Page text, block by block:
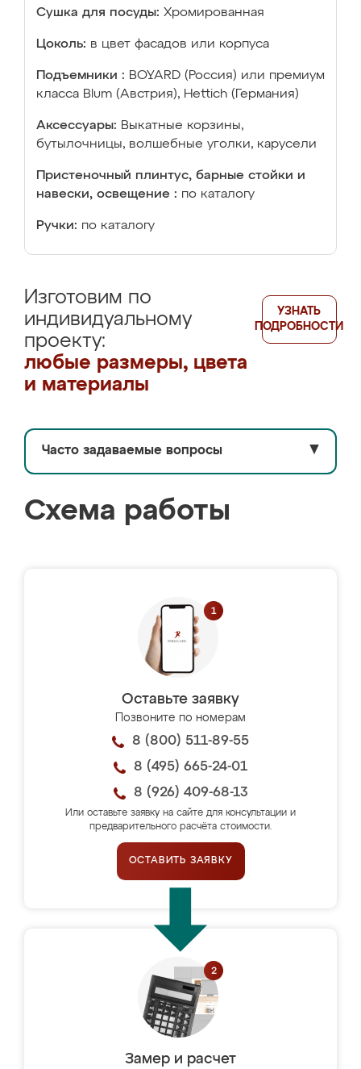
Сушка для посуды: Хромированная
Цоколь: в цвет фасадов или корпуса
Подъемники : BOYARD (Россия) или премиум
класса Blum (Австрия), Hettich (Германия)
Аксессуары: Выкатные корзины,
бутылочницы, волшебные уголки, карусели
Пристеночный плинтус, барные стойки и
навески, освещение : по каталогу
Ручки: по каталогу
Изготовим по
индивидуальному
проекту:
любые размеры, цвета
и материалы
УЗНАТЬ
ПОДРОБНОСТИ
Часто задаваемые вопросы ▼
Схема работы
Оставьте заявку
Позвоните по номерам
8 (800) 511-89-55
8 (495) 665-24-01
8 (926) 409-68-13
Или оставьте заявку на сайте для консультации и
предварительного расчёта стоимости.
ОСТАВИТЬ ЗАЯВКУ
Замер и расчет